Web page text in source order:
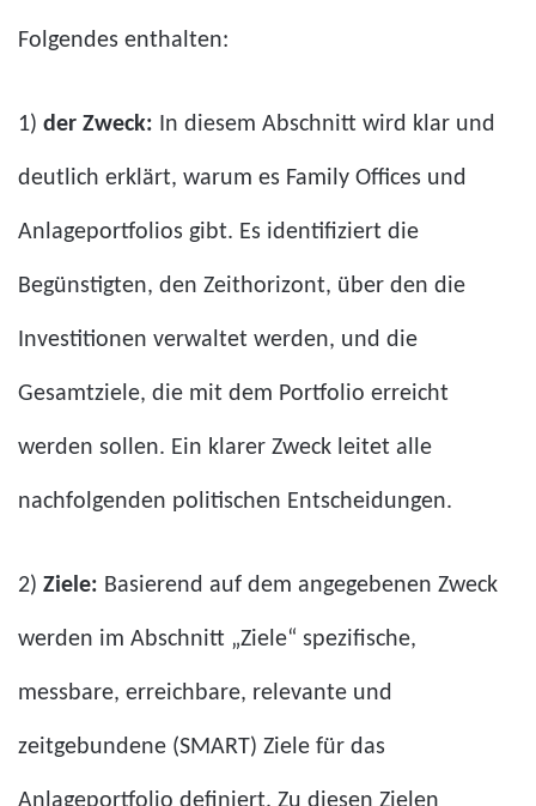
Folgendes enthalten:
1) der Zweck: In diesem Abschnitt wird klar und
deutlich erklärt, warum es Family Offices und
Anlageportfolios gibt. Es identifiziert die
Begünstigten, den Zeithorizont, über den die
Investitionen verwaltet werden, und die
Gesamtziele, die mit dem Portfolio erreicht
werden sollen. Ein klarer Zweck leitet alle
nachfolgenden politischen Entscheidungen.
2) Ziele: Basierend auf dem angegebenen Zweck
werden im Abschnitt „Ziele“ spezifische,
messbare, erreichbare, relevante und
zeitgebundene (SMART) Ziele für das
Anlageportfolio definiert. Zu diesen Zielen